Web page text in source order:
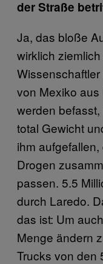
der Straße
Ja, das bloße
wirklich
von Mexiko
werden
total Gewicht
ihm
Drogen
passen. 5.5
durch Laredo.
das ist: Um
Menge ändern
Trucks von den